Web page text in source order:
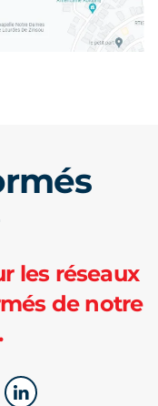
les réseaux
de notre